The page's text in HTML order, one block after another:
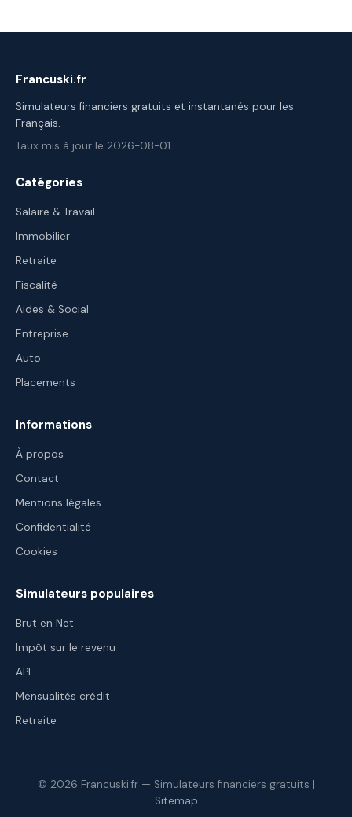
Francuski.fr
Simulateurs financiers gratuits et instantanés pour les
Français.
Taux mis à jour le 2026-08-01
Catégories
Salaire & Travail
Immobilier
Retraite
Fiscalité
Aides & Social
Entreprise
Auto
Placements
Informations
À propos
Contact
Mentions légales
Confidentialité
Cookies
Simulateurs populaires
Brut en Net
Impôt sur le revenu
APL
Mensualités crédit
Retraite
© 2026 Francuski.fr — Simulateurs financiers gratuits |
Sitemap